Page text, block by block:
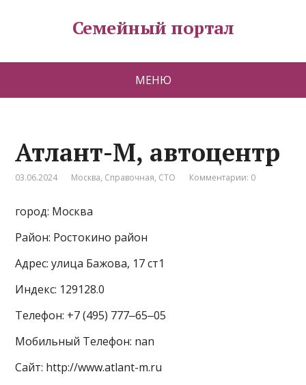
Семейный портал
МЕНЮ
Атлант-М, автоцентр
03.06.2024 Москва, Справочная, СТО Комментарии: 0
город: Москва
Район: Ростокино район
Адрес: улица Бажова, 17 ст1
Индекс: 129128.0
Телефон: +7 (495) 777‒65‒05
Мобильный Телефон: nan
Сайт: http://www.atlant-m.ru